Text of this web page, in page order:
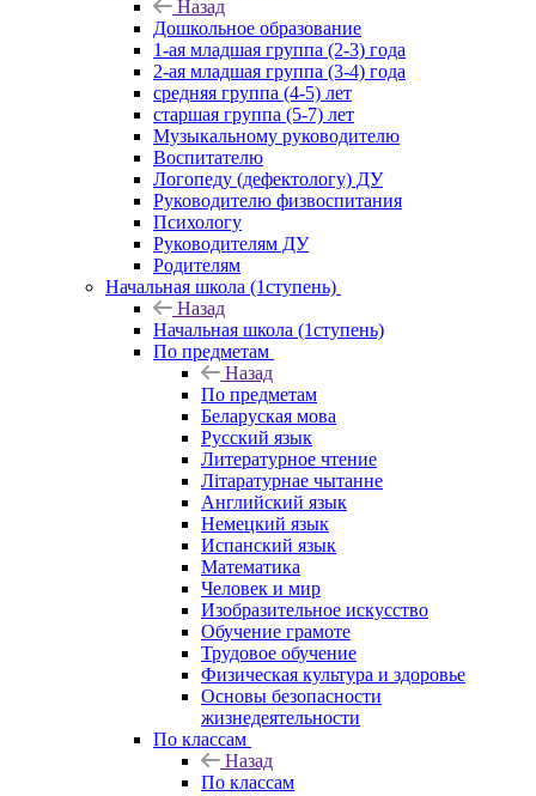
Назад
Дошкольное образование
1-ая младшая группа (2-3) года
2-ая младшая группа (3-4) года
средняя группа (4-5) лет
старшая группа (5-7) лет
Музыкальному руководителю
Воспитателю
Логопеду (дефектологу) ДУ
Руководителю физвоспитания
Психологу
Руководителям ДУ
Родителям
Начальная школа (1ступень)
Назад
Начальная школа (1ступень)
По предметам
Назад
По предметам
Беларуская мова
Русский язык
Литературное чтение
Літаратурнае чытанне
Английский язык
Немецкий язык
Испанский язык
Математика
Человек и мир
Изобразительное искусство
Обучение грамоте
Трудовое обучение
Физическая культура и здоровье
Основы безопасности
жизнедеятельности
По классам
Назад
По классам